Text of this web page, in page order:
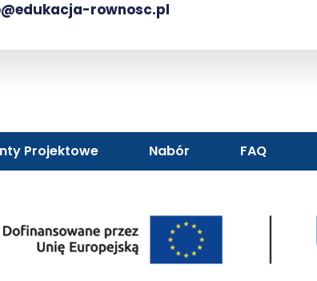
rownosc.pl
Projektowe Nabór FAQ